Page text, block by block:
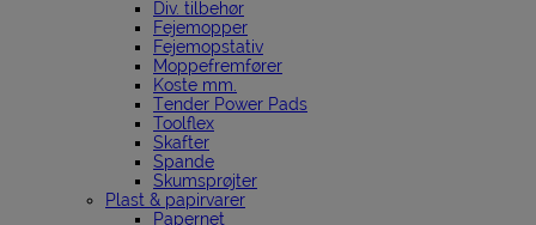
Div. tilbehør
Fejemopper
Fejemopstativ
Moppefremfører
Koste mm.
Tender Power Pads
Toolflex
Skafter
Spande
Skumsprøjter
Plast & papirvarer
Papernet